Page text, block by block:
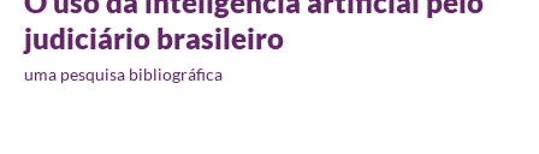
judiciário brasileiro
uma pesquisa bibliográfica